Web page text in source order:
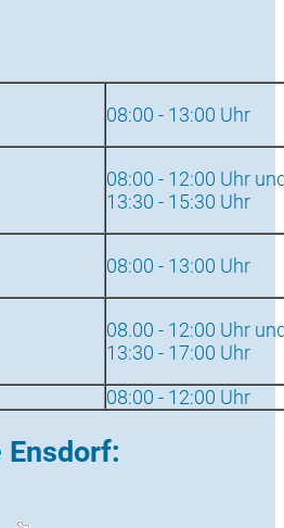
08:00 - 13:00 Uhr
08:00 - 12:00 Uhr
13:30 - 15:30 Uhr
08:00 - 13:00 Uhr
08.00 - 12:00 Uhr
13:30 - 17:00 Uhr
08:00 - 12:00 Uhr
Ensdorf: